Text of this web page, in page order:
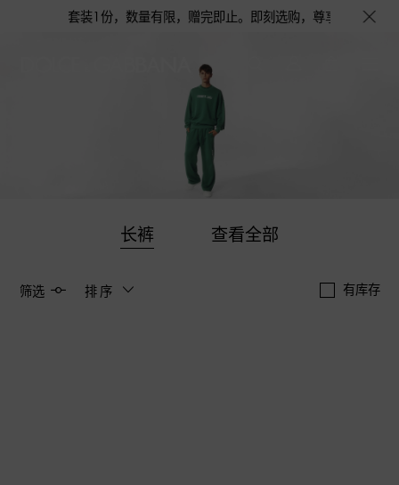
舒适套装1份，数量有限，赠完即止。即刻选购，尊享花呗至高12
长裤 查看全部
筛选 排序 有库存